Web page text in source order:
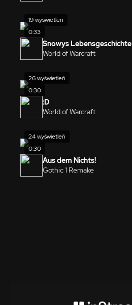
0:33
19 wyświetleń
Snowys Lebensgeschichte
World of Warcraft
0:30
26 wyświetleń
:D
World of Warcraft
0:30
24 wyświetleń
Aus dem Nichts!
Gothic 1 Remake